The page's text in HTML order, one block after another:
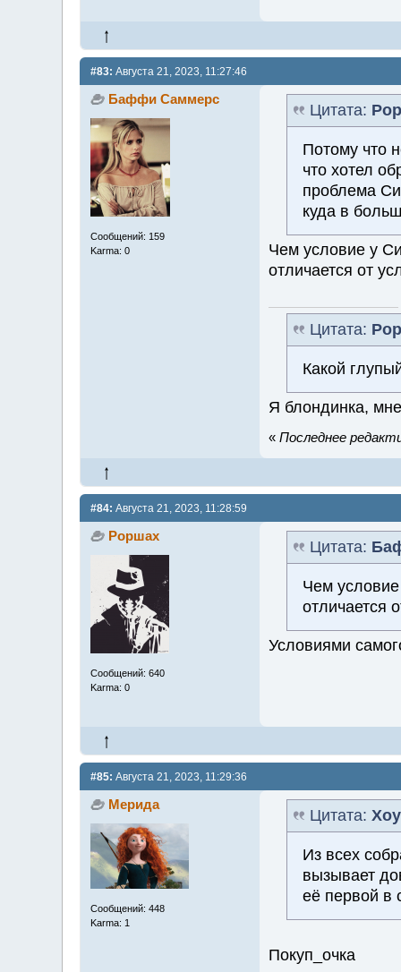
#83: Августа 21, 2023, 11:27:46
Баффи Саммерс
Сообщений: 159
Karma: 0
Цитата:
Потому что
что хотел
проблема
куда в
Чем условие у
отличается от
Цитата:
Какой
Я блондинка,
« Последнее
#84: Августа 21, 2023, 11:28:59
Роршах
Сообщений: 640
Karma: 0
Цитата:
Чем
отличается
Условиями
#85: Августа 21, 2023, 11:29:36
Мерида
Сообщений: 448
Karma: 1
Цитата:
Из всех
вызывает
её первой в
Покуп_очка